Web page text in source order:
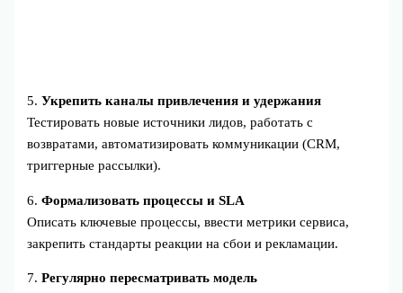
5.Укрепить каналы привлечения и удержания
Тестировать новые источники лидов, работать с
возвратами, автоматизировать коммуникации (CRM,
триггерные рассылки).
6.Формализовать процессы и SLA
Описать ключевые процессы, ввести метрики сервиса,
закрепить стандарты реакции на сбои и рекламации.
7.Регулярно пересматривать модель